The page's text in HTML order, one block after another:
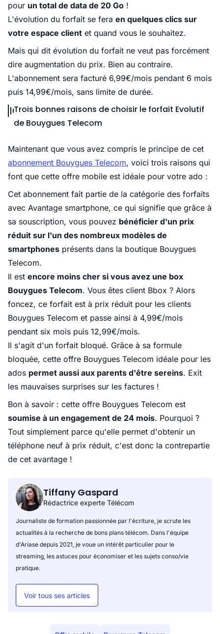
pour un total de data de 20 Go !
L'évolution du forfait se fera en quelques clics sur
votre espace client et quand vous le souhaitez.
Mais qui dit évolution du forfait ne veut pas forcément
dire augmentation du prix. Bien au contraire.
L'abonnement sera facturé 6,99€/mois pendant 6 mois
puis 14,99€/mois, sans limite de durée.
Trois bonnes raisons de choisir le forfait Evolutif
de Bouygues Telecom
Maintenant que vous avez compris le principe de cet
abonnement Bouygues Telecom, voici trois raisons qui
font que cette offre mobile est idéale pour votre ado :
Cet abonnement fait partie de la catégorie des forfaits
avec Avantage smartphone, ce qui signifie que grâce à
sa souscription, vous pouvez bénéficier d'un prix
réduit sur l'un des nombreux modèles de
smartphones présents dans la boutique Bouygues
Telecom.
Il est encore moins cher si vous avez une box
Bouygues Telecom. Vous êtes client Bbox ? Alors
foncez, ce forfait est à prix réduit pour les clients
Bouygues Telecom et passe ainsi à 4,99€/mois
pendant six mois puis 12,99€/mois.
Il s'agit d'un forfait bloqué. Grâce à sa formule
bloquée, cette offre Bouygues Telecom idéale pour les
ados permet aussi aux parents d'être sereins. Exit
les mauvaises surprises sur les factures !
Bon à savoir : cette offre Bouygues Telecom est
soumise à un engagement de 24 mois. Pourquoi ?
Tout simplement parce qu'elle permet d'obtenir un
téléphone neuf à prix réduit, c'est donc la contrepartie
de cet avantage !
Tiffany Gaspard
Rédactrice experte Télécom
Journaliste de formation passionnée par l'écriture, je scrute les
actualités à la recherche de bons plans télécom. Dans l'équipe
d'Ariase depuis 2021, je voue un intérêt particulier pour le
streaming, les astuces pour économiser et les sujets conso/vie
pratique.
Voir tous ses articles